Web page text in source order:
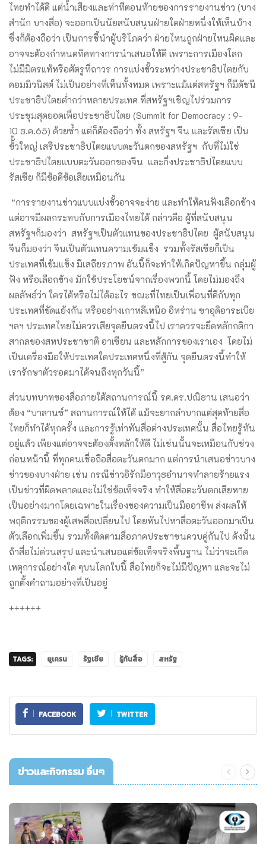
ไทยทำได้ดี แต่น้ำเสียงและท่าทีตอนท้ายของการรายงานข่าว (บาง
สำนัก บางสื่อ) จะออกเป็นนัยสนับสนุนฝ่ายใดฝ่ายหนึ่งให้เห็นบ้าง
ซึ่งก็ต้องถือว่า เป็นการชี้นำผู้บริโภคว่า ฝ่ายไหนถูกฝ่ายไหนผิดและ
อาจจะต้องกำหนดทิศทางการนำเสนอให้ดี เพราะการเมืองโลก
ไม่มีมิตรแท้หรือศัตรูที่ถาวร การแบ่งขั้วระหว่างประชาธิปไตยกับ
คอมมิวนิสต์ ไม่เป็นอย่างที่เห็นทั้งหมด เพราะแม้แต่สหรัฐฯ ก็มีดัชนี
ประชาธิปไตยต่ำกว่าหลายประเทศ ที่สหรัฐฯเชิญไปร่วมการ
ประชุมสุดยอดเพื่อประชาธิปไตย (Summit for Democracy : 9-
10 ธ.ค.65) ด้วยซ้ำ แต่ก็ต้องถือว่า ทั้ง สหรัฐฯ จีน และรัสเซีย เป็น
ข้ั้วใหญ่ เสรีประชาธิปไตยแบบตะวันตกของสหรัฐฯ กับที่ไม่ใช่
ประชาธิปไตยแบบตะวันออกของจีน และกึ่งประชาธิปไตยแบบ
รัสเซีย ก็มีข้อดีข้อเสียเหมือนกัน
“การรายงานข่าวแบบแบ่งขั้วอาจจะง่าย และทำให้คนฟังเลือกข้าง
แต่อาจมีผลกระทบกับการเมืองไทยได้ กล่าวคือ ผู้ที่สนับสนุน
สหรัฐฯก็มองว่า สหรัฐฯเป็นตัวแทนของประชาธิปไตย ผู้สนับสนุน
จีนก็มองว่า จีนเป็นตัวแทนความเข้มแข็ง รวมทั้งรัสเซียก็เป็น
ประเทศที่เข้มแข็ง มีเสถียรภาพ อันนี้ก็จะทำให้เกิดปัญหาขึ้น กลุ่มผู้
ฟัง หรือเลือกข้าง มักใช้ประโยชน์จากเรื่องพวกนี้ โดยไม่มองถึง
ผลลัพธ์ว่า ใครได้หรือไม่ได้อะไร ขณะที่ไทยเป็นเพื่อนที่ดีกับทุก
ประเทศที่ขัดแย้งกัน หรืออย่างเกาหลีเหนือ อิหร่าน ซาอุดิอาระเบีย
ฯลฯ ประเทศไทยไม่ควรเสียจุดยืนตรงนี้ไป เราควรจะยึดหลักกติกา
สากลของสหประชาชาติ อาเซียน และหลักการของเราเอง โดยไม่
เป็นเครื่องมือให้ประเทศใดประเทศหนึ่งที่สู้กัน จุดยืนตรงนี้ทำให้
เรารักษาตัวรอดมาได้จนถึงทุกวันนี้”
ส่วนบทบาทของสื่อภายใต้สถานการณ์นี้ รศ.ดร.ปณิธาน เสนอว่า
ต้อง “บาลานซ์” สถานการณ์ให้ได้ แม้จะยากลำบากแต่สุดท้ายสื่อ
ไทยก็ทำได้ทุกครั้ง และการรู้เท่าทันสื่อต่างประเทศนั้น สื่อไทยรู้ทัน
อยู่แล้ว เพียงแต่อาจจะต้องตั้งหลักให้ดี ไม่เช่นนั้นจะเหมือนกับช่วง
ก่อนหน้านี้ ที่ทุกคนเชื่อถือสื่อตะวันตกมาก แต่การนำเสนอข่าวบาง
ข่าวของบางฝ่าย เช่น กรณีข่าวอิรักมีอาวุธอำนาจทำลายร้ายแรง
เป็นข่าวที่ผิดพลาดและไม่ใช่ข้อเท็จจริง ทำให้สื่อตะวันตกเสียหาย
เป็นอย่างมากโดยเฉพาะในเรื่องของความเป็นมืออาชีพ ส่งผลให้
พฤติกรรมของผู้เสพสื่อเปลี่ยนไป โดยหันไปหาสื่อตะวันออกมาเป็น
ตัวเลือกเพิ่มขึ้น รวมทั้งติดตามสื่อภาคประชาชนควบคู่กันไป ดังนั้น
ถ้าสื่อไม่ด่วนสรุป และนำเสนอแต่ข้อเท็จจริงพื้นฐาน ไม่ว่าจะเกิด
เหตุการณ์อย่างใด ๆบนโลกใบนี้ สื่อไทยก็จะไม่มีปัญหา และจะไม่
ถูกตั้งคำถามอย่างที่เป็นอยู่
++++++
TAGS: ยูเครน รัฐเซีย รู้ทันสื่อ สหรัฐ
FACEBOOK TWITTER
ข่าวและกิจกรรม อื่นๆ